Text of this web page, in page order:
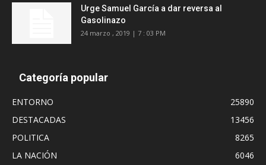
Urge Samuel García a dar reversa al
Gasolinazo
24 marzo , 2019 | 7 : 03 PM
Categoría popular
ENTORNO
25890
DESTACADAS
13456
POLITICA
8265
LA NACIÓN
6046